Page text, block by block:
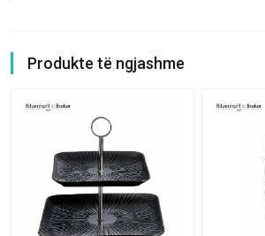
Produkte të ngjashme